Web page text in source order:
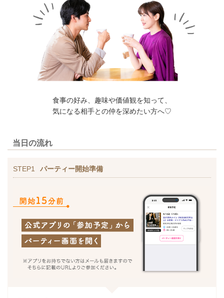
食事の好み、趣味や価値観を知って、
気になる相手との仲を深めたい方へ♡
当日の流れ
STEP1 パーティー開始準備